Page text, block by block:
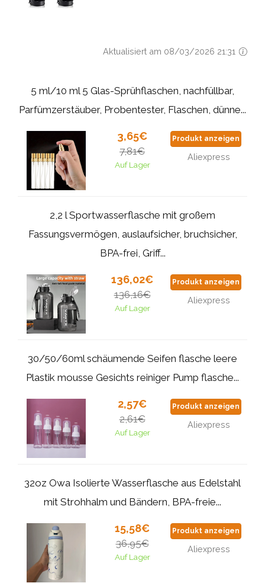
Aktualisiert am 08/03/2026 21:31
5 ml/10 ml 5 Glas-Sprühflaschen, nachfüllbar,
Parfümzerstäuber, Probentester, Flaschen, dünne...
3,65€
7,81€
Auf Lager
Produkt anzeigen
Aliexpress
2,2 l Sportwasserflasche mit großem
Fassungsvermögen, auslaufsicher, bruchsicher,
BPA-frei, Griff...
136,02€
136,16€
Auf Lager
Produkt anzeigen
Aliexpress
30/50/60ml schäumende Seifen flasche leere
Plastik mousse Gesichts reiniger Pump flasche...
2,57€
2,61€
Auf Lager
Produkt anzeigen
Aliexpress
32oz Owa Isolierte Wasserflasche aus Edelstahl
mit Strohhalm und Bändern, BPA-freie...
15,58€
36,95€
Auf Lager
Produkt anzeigen
Aliexpress